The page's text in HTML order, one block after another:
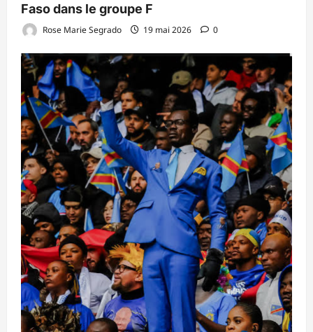
Faso dans le groupe F
Rose Marie Segrado 19 mai 2026 0